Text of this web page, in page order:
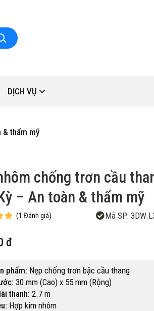
DỊCH VỤ
& thẩm mỹ
chống trơn cầu
– An toàn & thẩm mỹ
(1 Đánh giá) Mã SP:
đ
phẩm: Nẹp chống trơn bậc cầu thang
30 mm (Cao) x 55 mm (Rộng)
thanh: 2.7 m
Hợp kim nhôm